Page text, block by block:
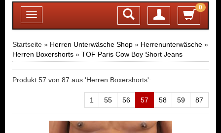
Toggle
navigation
0
Login
Startseite » Herren Unterwäsche Shop » Herrenunterwäsche »
Herren Boxershorts » TOF Paris Cow Boy Short Jeans
Produkt 57 von 87 aus 'Herren Boxershorts':
1 55 56 57 58 59 87